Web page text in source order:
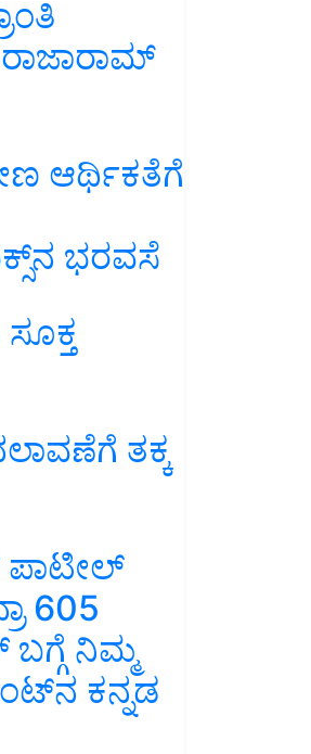
ರಾಜಾರಾಮ್
ಆರ್ಥಿಕತೆಗೆ
ಭರವಸೆ
ತಕ್ಕ
605
ಬಗ್ಗೆ ನಿಮ್ಮ
ಕನ್ನಡ